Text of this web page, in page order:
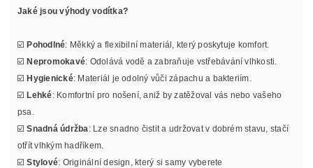
Jaké jsou výhody vodítka?
☑️Pohodlné: Měkký a flexibilní materiál, který poskytuje komfort.
☑️Nepromokavé: Odolává vodě a zabraňuje vstřebávání vlhkosti.
☑️Hygienické: Materiál je odolný vůči zápachu a bakteriím.
☑️Lehké: Komfortní pro nošení, aniž by zatěžoval vás nebo vašeho
psa.
☑️Snadná údržba : Lze snadno čistit a udržovat v dobrém stavu, stačí
otřít vlhkým hadříkem.
☑️Stylové: Originální design, který si samy vyberete